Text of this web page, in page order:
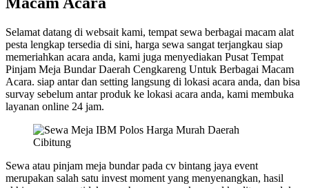
Selamat datang di websait kami, tempat sewa berbagai macam alat
pesta lengkap tersedia di sini, harga sewa sangat terjangkau siap
memeriahkan acara anda, kami juga menyediakan Pusat Tempat
Pinjam Meja Bundar Daerah Cengkareng Untuk Berbagai Macam
Acara. siap antar dan setting langsung di lokasi acara anda, dan bisa
survay sebelum antar produk ke lokasi acara anda, kami membuka
layanan online 24 jam.
Sewa atau pinjam meja bundar pada cv bintang jaya event
merupakan salah satu invest moment yang menyenangkan, hasil